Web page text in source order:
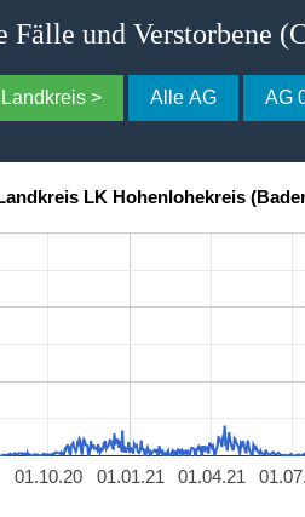
Fälle und Verstorbene
> Alle AG AG
LK Hohenlohekreis
01.01.21
01.10.20 01.04.21